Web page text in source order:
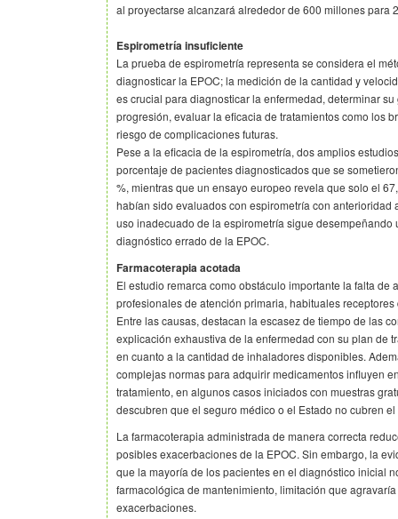
al proyectarse alcanzará alrededor de 600 millones para
Espirometría insuficiente
La prueba de espirometría representa se considera el
diagnosticar la EPOC; la medición de la cantidad y
es crucial para diagnosticar la enfermedad, determinar
progresión, evaluar la eficacia de tratamientos como los
riesgo de complicaciones futuras.
Pese a la eficacia de la espirometría, dos amplios
porcentaje de pacientes diagnosticados que se
%, mientras que un ensayo europeo revela que solo el
habían sido evaluados con espirometría con anterioridad
uso inadecuado de la espirometría sigue desempeñando
diagnóstico errado de la EPOC.
Farmacoterapia acotada
El estudio remarca como obstáculo importante la falta de
profesionales de atención primaria, habituales
Entre las causas, destacan la escasez de tiempo de las
explicación exhaustiva de la enfermedad con su plan de
en cuanto a la cantidad de inhaladores disponibles.
complejas normas para adquirir medicamentos influyen
tratamiento, en algunos casos iniciados con muestras
descubren que el seguro médico o el Estado no cubren el
La farmacoterapia administrada de manera correcta
posibles exacerbaciones de la EPOC. Sin embargo, la
que la mayoría de los pacientes en el diagnóstico inicial
farmacológica de mantenimiento, limitación que
exacerbaciones.